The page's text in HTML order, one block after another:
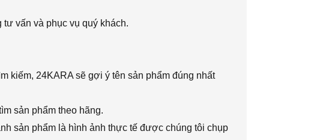
vấn và phục vụ quý khách.
kiếm, 24KARA sẽ gợi ý tên sản phẩm đúng nhất
sản phẩm theo hãng.
sản phẩm là hình ảnh thực tế được chúng tôi chụp